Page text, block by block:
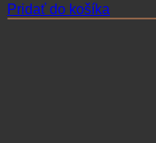
Pridať do košíka